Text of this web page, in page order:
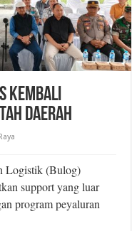
Kembali
Daerah
Logistik (Bulog)
support yang luar
program peyaluran